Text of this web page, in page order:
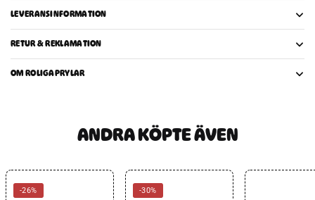
LEVERANSINFORMATION
RETUR & REKLAMATION
OM ROLIGAPRYLAR
ANDRA KÖPTE ÄVEN
-26% -30%